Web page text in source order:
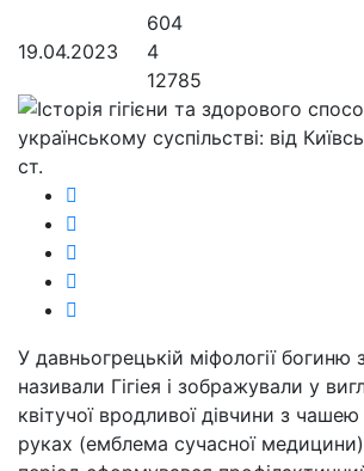
19.04.2023
604
4
12785
У давньогрецькій міфології богиню
називали Гігіея і зображували у
квітучої вродливої дівчини з
руках (емблема сучасної